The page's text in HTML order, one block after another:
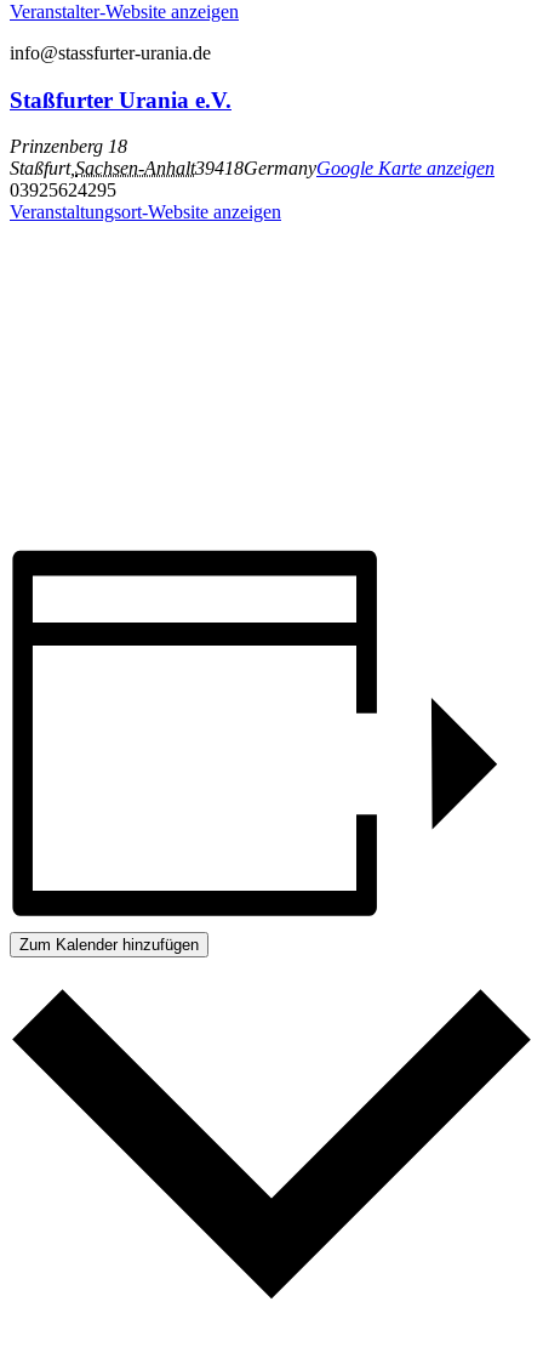
Veranstalter-Website anzeigen
info@stassfurter-urania.de
Staßfurter Urania e.V.
Prinzenberg 18
Staßfurt,Sachsen-Anhalt39418GermanyGoogle Karte anzeigen
03925624295
Veranstaltungsort-Website anzeigen
Zum Kalender hinzufügen